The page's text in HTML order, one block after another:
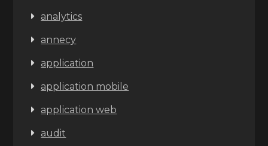
analytics
annecy
application
application mobile
application web
audit